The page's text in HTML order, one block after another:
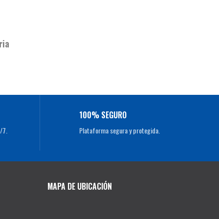
7.
100% SEGURO
Plataforma segura y protegida.
MAPA DE UBICACIÓN